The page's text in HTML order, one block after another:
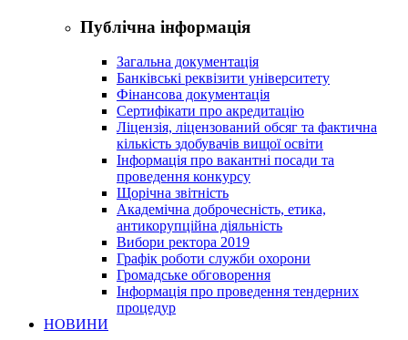
Публічна інформація
Загальна документація
Банківські реквізити університету
Фінансова документація
Сертифікати про акредитацію
Ліцензія, ліцензований обсяг та фактична
кількість здобувачів вищої освіти
Інформація про вакантні посади та
проведення конкурсу
Щорічна звітність
Академічна доброчесність, етика,
антикорупційна діяльність
Вибори ректора 2019
Графік роботи служби охорони
Громадське обговорення
Інформація про проведення тендерних
процедур
НОВИНИ